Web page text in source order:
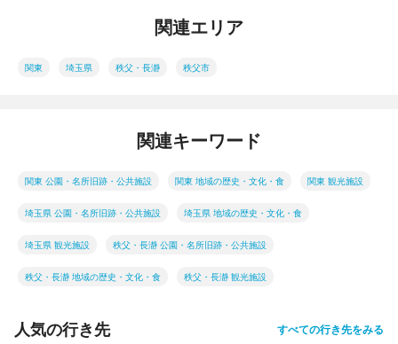
関連エリア
関東 埼玉県 秩父・長瀞 秩父市
関連キーワード
関東 公園・名所旧跡・公共施設 関東 地域の歴史・文化・食 関東 観光施設
埼玉県 公園・名所旧跡・公共施設 埼玉県 地域の歴史・文化・食
埼玉県 観光施設 秩父・長瀞 公園・名所旧跡・公共施設
秩父・長瀞 地域の歴史・文化・食 秩父・長瀞 観光施設
人気の行き先 すべての行き先をみる